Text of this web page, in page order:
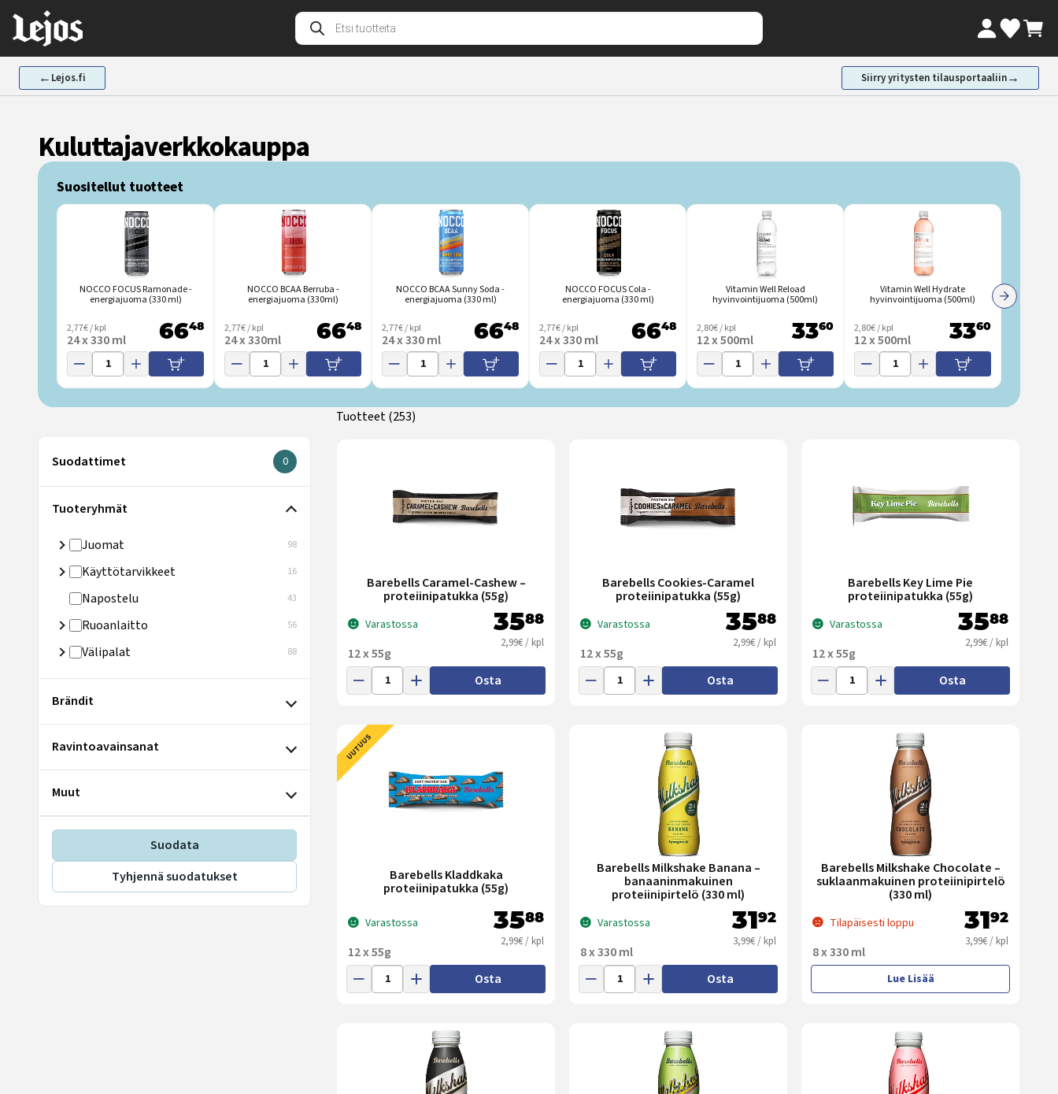
sisältöön
Tuotehaku Oma tili
← Lejos.fi Siirry yritysten tilausportaaliin→
Kuluttajaverkkokauppa
Suositellut tuotteet
NOCCO FOCUS Ramonade -
energiajuoma (330 ml)
2,77€ / kpl
24 x 330 ml 6648
NOCCO BCAA Berruba -
energiajuoma (330ml)
2,77€ / kpl
24 x 330ml 6648
NOCCO BCAA Sunny Soda -
energiajuoma (330 ml)
2,77€ / kpl
24 x 330 ml 6648
NOCCO FOCUS Cola -
energiajuoma (330 ml)
2,77€ / kpl
24 x 330 ml 6648
Vitamin Well Reload
hyvinvointijuoma (500ml)
2,80€ / kpl
12 x 500ml 3360
Vitamin Well Hydrate
hyvinvointijuoma (500ml)
2,80€ / kpl
12 x 500ml 3360
Suodattimet Valittujen suodattimien määrä:
0
Tuoteryhmät
Juomat 98
Käyttötarvikkeet 16
Napostelu 43
Ruoanlaitto 56
Välipalat 88
Brändit
Ravintoavainsanat
Muut
Suodata
Tyhjennä suodatukset
Tuotteet(253)
Barebells Caramel-Cashew –
proteiinipatukka (55g)
Varastossa 3588
12 x 55g
2,99€ / kpl
Osta
Barebells Cookies-Caramel
proteiinipatukka (55g)
Varastossa 3588
12 x 55g
2,99€ / kpl
Osta
Barebells Key Lime Pie
proteiinipatukka (55g)
Varastossa 3588
12 x 55g
2,99€ / kpl
Osta
UUTUUS
Barebells Kladdkaka
proteiinipatukka (55g)
Varastossa 3588
12 x 55g
2,99€ / kpl
Osta
Barebells Milkshake Banana –
banaaninmakuinen
proteiinipirtelö (330 ml)
Varastossa 3192
8 x 330 ml
3,99€ / kpl
Osta
Barebells Milkshake Chocolate –
suklaanmakuinen proteiinipirtelö
(330 ml)
Tilapäisesti loppu 3192
8 x 330 ml
3,99€ / kpl
Lue Lisää